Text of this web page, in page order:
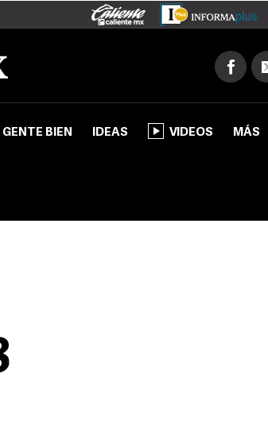
GENTE BIEN IDEAS VIDEOS MÁS